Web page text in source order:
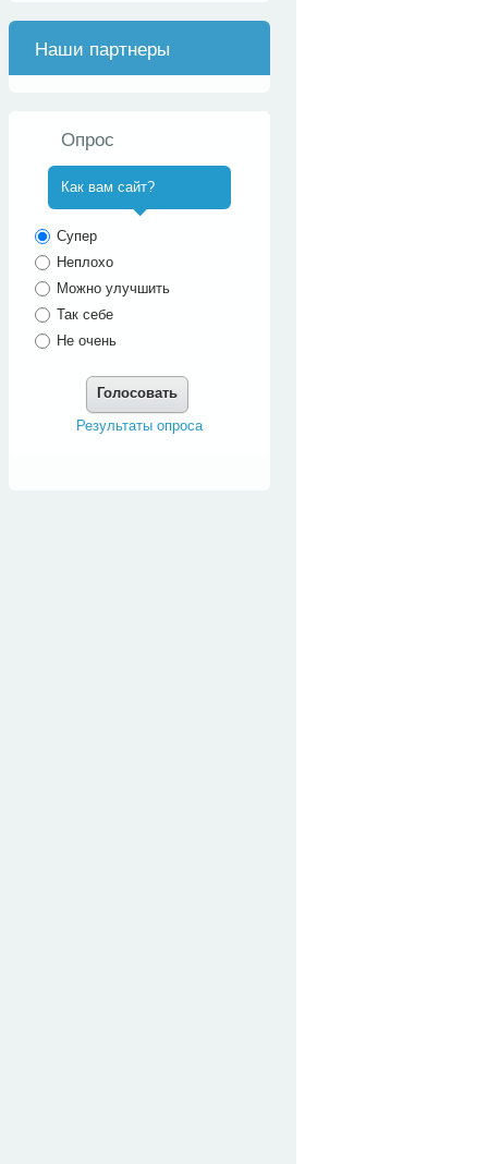
Наши партнеры
Опрос
Как вам сайт?
Супер
Неплохо
Можно улучшить
Так себе
Не очень
Голосовать
Результаты опроса